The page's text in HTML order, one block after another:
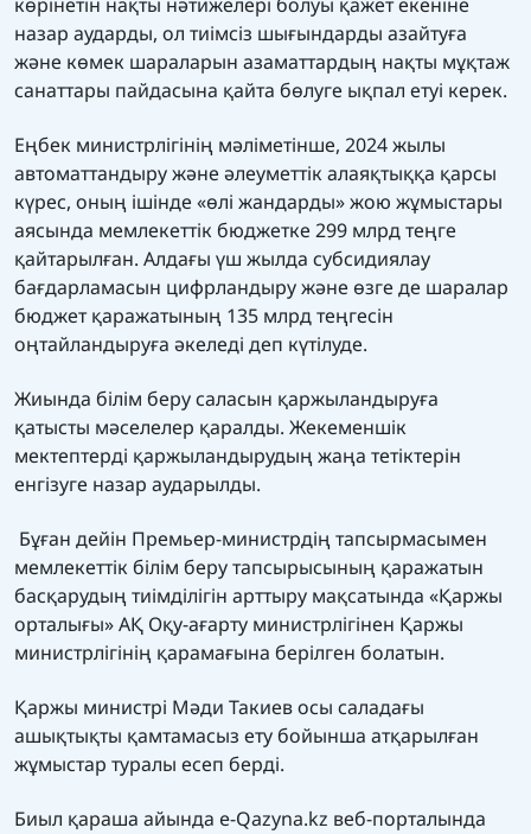
назар аударды, ол тиімсіз шығындарды азайтуға
және көмек шараларын азаматтардың нақты мұқтаж
санаттары пайдасына қайта бөлуге ықпал етуі керек.
Еңбек министрлігінің мәліметінше, 2024 жылы
автоматтандыру және әлеуметтік алаяқтыққа қарсы
күрес, оның ішінде «өлі жандарды» жою жұмыстары
аясында мемлекеттік бюджетке 299 млрд теңге
қайтарылған. Алдағы үш жылда субсидиялау
бағдарламасын цифрландыру және өзге де шаралар
бюджет қаражатының 135 млрд теңгесін
оңтайландыруға әкеледі деп күтілуде.
Жиында білім беру саласын қаржыландыруға
қатысты мәселелер қаралды. Жекеменшік
мектептерді қаржыландырудың жаңа тетіктерін
енгізуге назар аударылды.
Бұған дейін Премьер-министрдің тапсырмасымен
мемлекеттік білім беру тапсырысының қаражатын
басқарудың тиімділігін арттыру мақсатында «Қаржы
орталығы» АҚ Оқу-ағарту министрлігінен Қаржы
министрлігінің қарамағына берілген болатын.
Қаржы министрі Мәди Такиев осы саладағы
ашықтықты қамтамасыз ету бойынша атқарылған
жұмыстар туралы есеп берді.
Биыл қараша айында e-Qazyna.kz веб-порталында